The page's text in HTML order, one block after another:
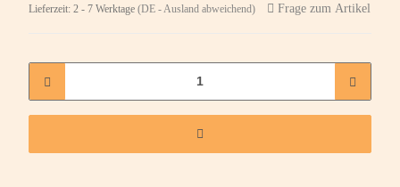
Lieferzeit: 2 - 7 Werktage (DE - Ausland abweichend) Frage zum Artikel